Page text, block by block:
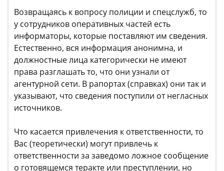
Возвращаясь к вопросу полиции и спецслужб, то
у сотрудников оперативных частей есть
информаторы, которые поставляют им сведения.
Естественно, вся информация анонимна, и
должностные лица категорически не имеют
права разглашать то, что они узнали от
агентурной сети. В рапортах (справках) они так и
указывают, что сведения поступили от негласных
источников.
Что касается привлечения к ответственности, то
Вас (теоретически) могут привлечь к
ответственности за заведомо ложное сообщение
о готовящемся теракте или преступлении, но